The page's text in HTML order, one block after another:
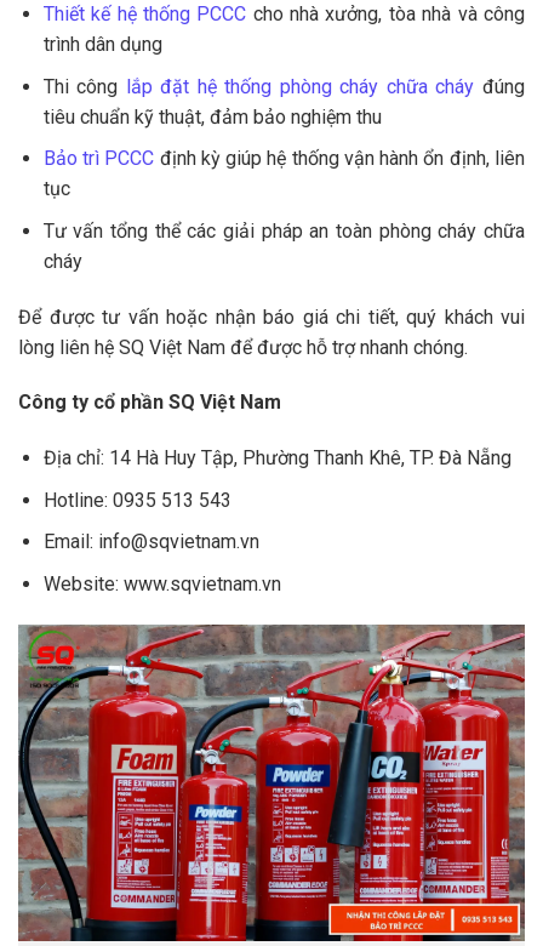
Thiết kế hệ thống PCCC cho nhà xưởng, tòa nhà và công
trình dân dụng
Thi công lắp đặt hệ thống phòng cháy chữa cháy đúng
tiêu chuẩn kỹ thuật, đảm bảo nghiệm thu
Bảo trì PCCC định kỳ giúp hệ thống vận hành ổn định, liên
tục
Tư vấn tổng thể các giải pháp an toàn phòng cháy chữa
cháy
Để được tư vấn hoặc nhận báo giá chi tiết, quý khách vui
lòng liên hệ SQ Việt Nam để được hỗ trợ nhanh chóng.
Công ty cổ phần SQ Việt Nam
Địa chỉ: 14 Hà Huy Tập, Phường Thanh Khê, TP. Đà Nẵng
Hotline: 0935 513 543
Email: info@sqvietnam.vn
Website: www.sqvietnam.vn